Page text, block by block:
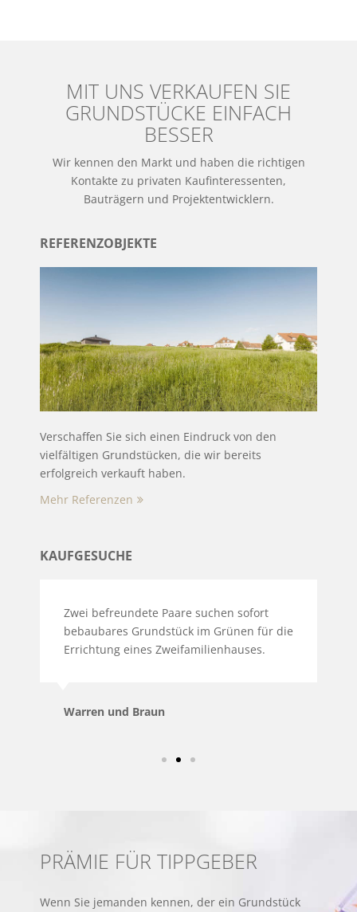
MIT UNS VERKAUFEN SIE
GRUNDSTÜCKE EINFACH
BESSER
Wir kennen den Markt und haben die richtigen
Kontakte zu privaten Kaufinteressenten,
Bauträgern und Projektentwicklern.
REFERENZOBJEKTE
Verschaffen Sie sich einen Eindruck von den
vielfältigen Grundstücken, die wir bereits
erfolgreich verkauft haben.
Mehr Referenzen
KAUFGESUCHE
Zwei befreundete Paare suchen sofort
bebaubares Grundstück im Grünen für die
Errichtung eines Zweifamilienhauses.
Warren und Braun
PRÄMIE FÜR TIPPGEBER
Wenn Sie jemanden kennen, der ein Grundstück